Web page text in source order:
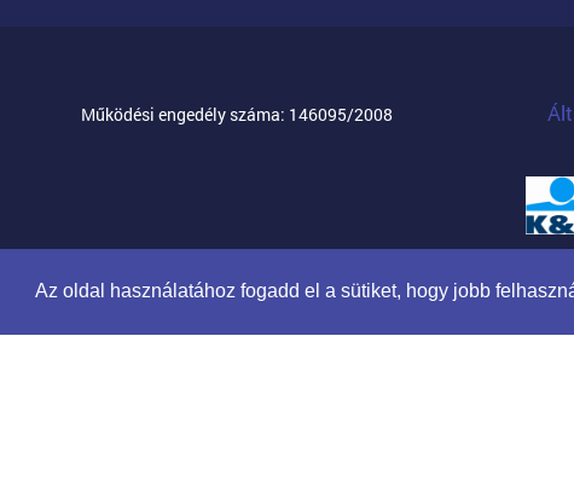
Az oldal használatához fogadd el a sütiket, hogy jobb
Működési engedély száma: 146095/2008